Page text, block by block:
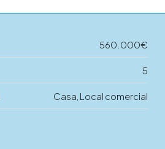
560.000€
5
Casa, Local comercial